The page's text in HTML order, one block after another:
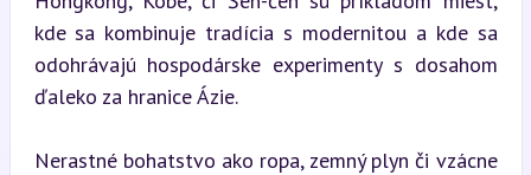
kde sa kombinuje tradícia s modernitou a kde sa
odohrávajú hospodárske experimenty s dosahom
ďaleko za hranice Ázie.
Nerastné bohatstvo ako ropa, zemný plyn či vzácne